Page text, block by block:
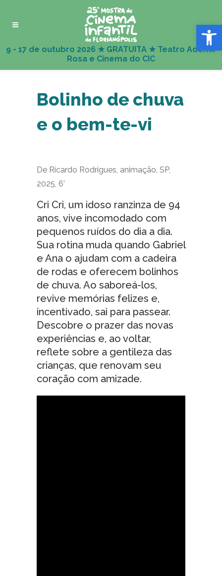
Abrir
Bolinho de chuva
e o bem-te-vi
De Ricardo Rodrigues, animação, SP,
2025, 6’
Cri Cri, um idoso ranzinza de 94
anos, vive incomodado com
pequenos ruídos do dia a dia.
Sua rotina muda quando Gabriel
e Ana o ajudam com a cadeira
de rodas e oferecem bolinhos
de chuva. Ao saboreá-los,
revive memórias felizes e,
incentivado, sai para passear.
Descobre o prazer das novas
experiências e, ao voltar,
reflete sobre a gentileza das
crianças, que renovam seu
coração com amizade.